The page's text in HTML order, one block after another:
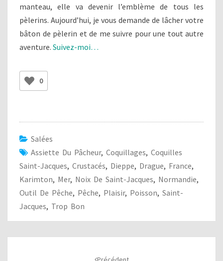
manteau, elle va devenir l’emblème de tous les
pèlerins. Aujourd’hui, je vous demande de lâcher votre
bâton de pèlerin et de me suivre pour une tout autre
aventure. Suivez-moi…
0
Salées
Assiette Du Pâcheur, Coquillages, Coquilles
Saint-Jacques, Crustacés, Dieppe, Drague, France,
Karimton, Mer, Noix De Saint-Jacques, Normandie,
Outil De Pêche, Pêche, Plaisir, Poisson, Saint-
Jacques, Trop Bon